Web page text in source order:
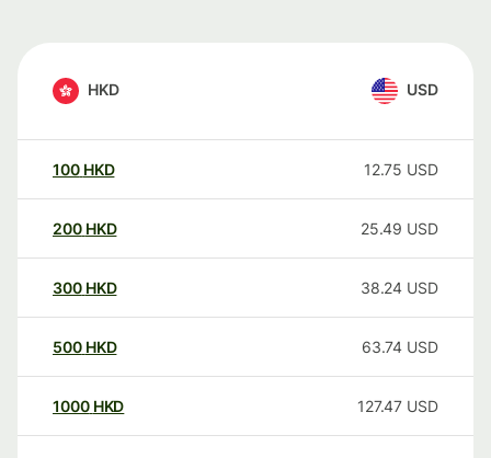
HKD USD
100 HKD 12.75 USD
200 HKD 25.49 USD
300 HKD 38.24 USD
500 HKD 63.74 USD
1000 HKD 127.47 USD